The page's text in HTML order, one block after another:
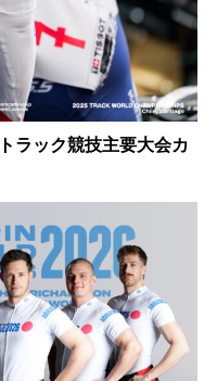
ラック競技主要大会カ